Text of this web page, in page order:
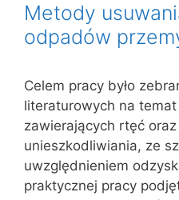
Metody
odpadów
Celem pracy było
literaturowych na
zawierających rtęć
unieszkodliwiania, ze
uwzględnieniem
praktycznej pracy